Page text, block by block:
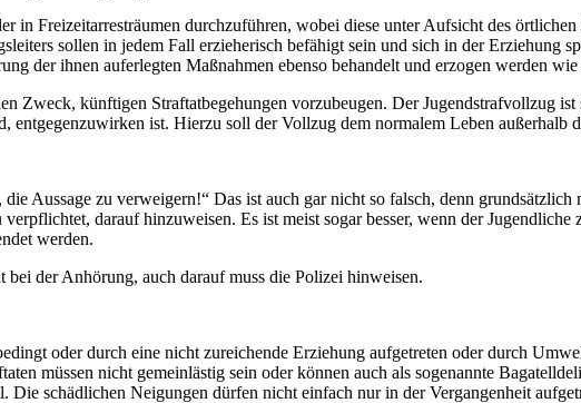
in Freizeitarresträumen durchzuführen, wobei diese unter Aufsicht des
sollen in jedem Fall erzieherisch befähigt sein und sich in der Erziehung
der ihnen auferlegten Maßnahmen ebenso behandelt und erzogen werden
Zweck, künftigen Straftatbegehungen vorzubeugen. Der Jugendstrafvollzug
entgegenzuwirken ist. Hierzu soll der Vollzug dem normalem Leben außerhalb
Aussage zu verweigern!“ Das ist auch gar nicht so falsch, denn
darauf hinzuweisen. Es ist meist sogar besser, wenn der Jugendliche
werden.
der Anhörung, auch darauf muss die Polizei hinweisen.
oder durch eine nicht zureichende Erziehung aufgetreten oder durch
müssen nicht gemeinlästig sein oder können auch als sogenannte
schädlichen Neigungen dürfen nicht einfach nur in der Vergangenheit